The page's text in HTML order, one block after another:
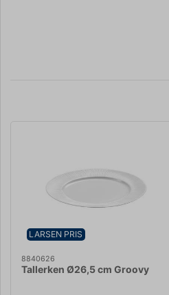
LARSEN PRIS
8840626
Tallerken Ø26,5 cm Groovy